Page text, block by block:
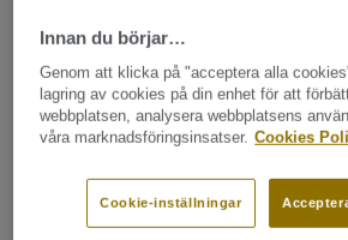
Klassificering för kommersiell miljö:
Klassificering för industrimiljö:43 Hög
Quality & environment certifications:
Innan du börjar…
Genom att klicka på "acceptera alla
lagring av cookies på din enhet för att
webbplatsen, analysera webbplatsens
våra marknadsföringsinsatser. Cookies
Cookie-inställningar